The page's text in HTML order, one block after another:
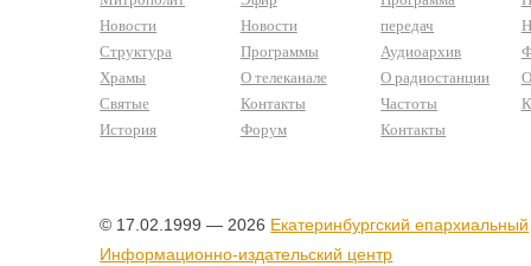
Новости
Структура
Храмы
Святые
История
Новости
Программы
О телеканале
Контакты
Форум
передач
Аудиоархив
О радиостанции
Частоты
Контакты
© 17.02.1999 — 2026 Екатеринбургский епархиальный
Информационно-издательский центр